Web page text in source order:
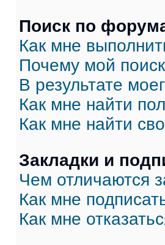
Поиск по
Как мне
Почему мой
В результате
Как мне найти
Как мне найти
Закладки и
Чем отличаются
Как мне
Как мне